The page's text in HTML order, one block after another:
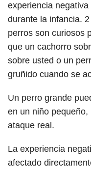
experiencia
durante la infancia. 2
perros son curiosos
que un cachorro
sobre usted o un
gruñido cuando se
Un perro grande
en un niño
ataque real.
La experiencia
afectado